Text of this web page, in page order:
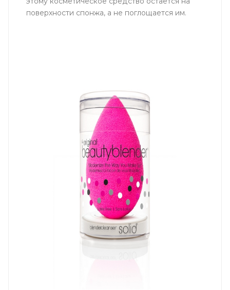
поверхности спонжа, а не поглощается им.